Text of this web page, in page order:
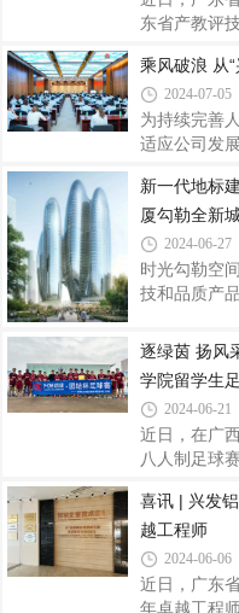
作与知识共
思，进一步
表精心准备
东省产教评
行业龙头企
合发展助力
通过“龙头
生、出教师
生和教学资
的“产教评”
生学徒制、“
乘风破浪 从
2024-07-05
为持续完善
适应公司发
76名来自全
热土开启从
发铝业党委
师带领、项
项目的意义
他期望新员
新一代地标
厦勾勒全新
2024-06-27
时光勾勒空
技和品质产
湾超级总部
其附属裙楼
于一体的组
领导力中心
深圳、面向
圈”的超级
志
逐绿茵 扬风
学院留学生足
2024-06-21
近日，在广
八人制足球
力和团队协
名。足球作
动，更是一
厚的校园足
更是成绩斐
喜讯 | 兴发
越工程师
2024-06-06
近日，广东
年卓越工程